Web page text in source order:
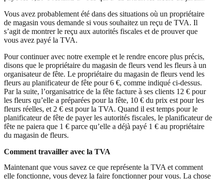
Vous avez probablement été dans des situations où un propriétaire
de magasin vous demande si vous souhaitez un reçu de TVA. Il
s’agit de montrer le reçu aux autorités fiscales et de prouver que
vous avez payé la TVA.
Pour continuer avec notre exemple et le rendre encore plus précis,
disons que le propriétaire du magasin de fleurs vend les fleurs à un
organisateur de fête. Le propriétaire du magasin de fleurs vend les
fleurs au planificateur de fête pour 6 €, comme indiqué ci-dessus.
Par la suite, l’organisatrice de la fête facture à ses clients 12 € pour
les fleurs qu’elle a préparées pour la fête, 10 € du prix est pour les
fleurs réelles, et 2 € est pour la TVA. Quand il est temps pour le
planificateur de fête de payer les autorités fiscales, le planificateur de
fête ne paiera que 1 € parce qu’elle a déjà payé 1 € au propriétaire
du magasin de fleurs.
Comment travailler avec la TVA
Maintenant que vous savez ce que représente la TVA et comment
elle fonctionne, vous devez la faire fonctionner pour vous. La chose